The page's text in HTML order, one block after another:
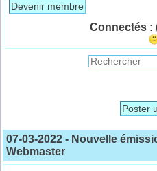
Devenir membre
Connectés :
Poster
07-03-2022 - Nouvelle
Webmaster